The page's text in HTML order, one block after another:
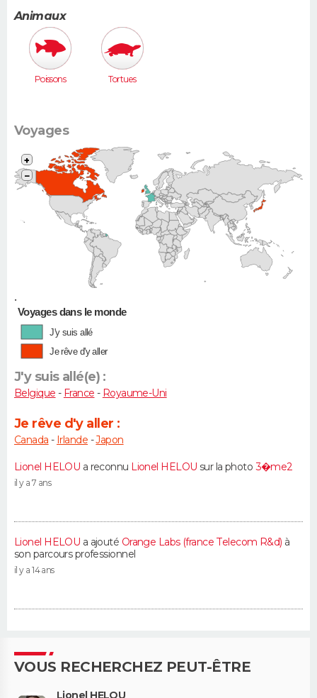
(Megane,
307...)
Animaux
Poissons Tortues
Voyages
•
+
−
Voyages dans le monde
J'y suis allé
Je rêve d'y aller
J'y suis allé(e) :
Belgique - France - Royaume-Uni
Je rêve d'y aller :
Canada - Irlande -Japon
Lionel HELOU a reconnu Lionel HELOU sur la photo 3�me2
il y a 7 ans
Lionel HELOU a ajouté Orange Labs (france Telecom R&d) à
son parcours professionnel
il y a 14 ans
VOUS RECHERCHEZ PEUT-ÊTRE
Lionel HELOU